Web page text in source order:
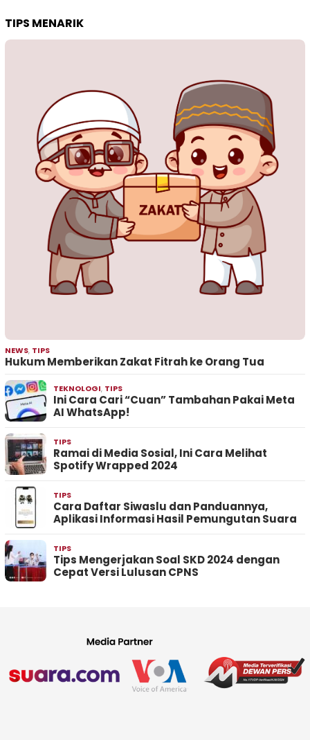
TIPS MENARIK
NEWS, TIPS
Hukum Memberikan Zakat Fitrah ke Orang Tua
TEKNOLOGI, TIPS
Ini Cara Cari “Cuan” Tambahan Pakai Meta
AI WhatsApp!
TIPS
Ramai di Media Sosial, Ini Cara Melihat
Spotify Wrapped 2024
TIPS
Cara Daftar Siwaslu dan Panduannya,
Aplikasi Informasi Hasil Pemungutan Suara
TIPS
Tips Mengerjakan Soal SKD 2024 dengan
Cepat Versi Lulusan CPNS